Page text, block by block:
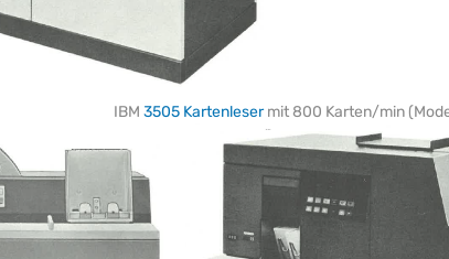
IBM 3505 Kartenlesermit 800 Karten/min